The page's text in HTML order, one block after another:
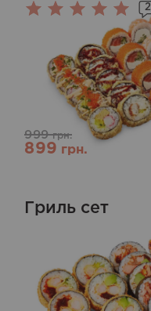
Оцінено
5.00
з 5
2
999грн.
899грн.
Гриль сет